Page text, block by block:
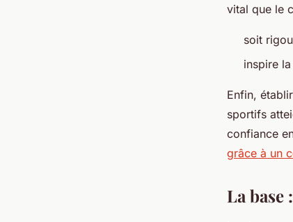
vital que le
soit
inspire
Enfin,
sportifs
confiance
grâce à un
La